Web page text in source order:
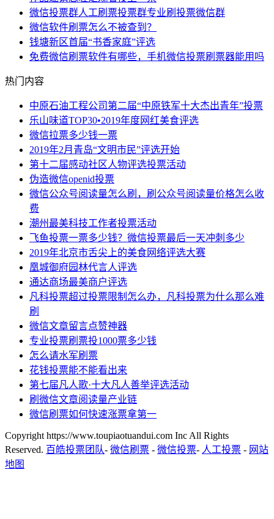
微信投票群人工刷票投票群专业刷投票微信群
微信软件刷票怎么不被查到？
钱塘新区首届“书香家庭”评选
免费微信刷票软件有哪些，手机微信投票刷票器能用吗
热门内容
中原石油工程公司第二届“中原铁军十大杰出青年”投票
乐山味道TOP30•2019年度网红美食评选
微信拉票多少钱一票
2019年2月青岛“文明市民”评选开始
第十二届感动社区人物评选投票活动
伪造微信openid投票
微信公众号阅读量怎么刷，刷公众号阅读量价格怎么收
费
潮州最美科技工作者投票活动
飞鱼投票一票多少钱？微信投票最后一天冲刺多少
2019年北京市舌尖上的美食网络评选大赛
凰城御府园林代言人评选
通达商场最美商户评选
凡科投票超过投票限制怎么办，凡科投票为什么那么难
刷
微信文章留言点赞神器
专业投票刷票投1000票多少钱
怎么请水军刷票
花钱投票能不能看出来
第七届凡人歌·十大凡人善举评选活动
刷微信文章阅读量产业链
微信刷票如何快速涨票拿第一
Copyright https://www.toupiaotuandui.com Inc All Rights
Reserved. 百皓投票团队- 微信刷票 - 微信投票- 人工投票 - 网站
地图